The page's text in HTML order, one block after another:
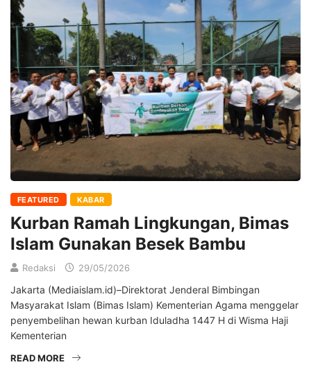
FEATURED KABAR
Kurban Ramah Lingkungan, Bimas
Islam Gunakan Besek Bambu
Redaksi 29/05/2026
Jakarta (Mediaislam.id)–Direktorat Jenderal Bimbingan
Masyarakat Islam (Bimas Islam) Kementerian Agama menggelar
penyembelihan hewan kurban Iduladha 1447 H di Wisma Haji
Kementerian
READ MORE